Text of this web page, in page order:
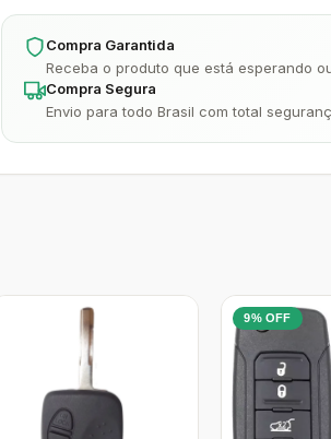
Compra Garantida
Receba o produto que está esperando
Compra Segura
Envio para todo Brasil com total
9% OFF